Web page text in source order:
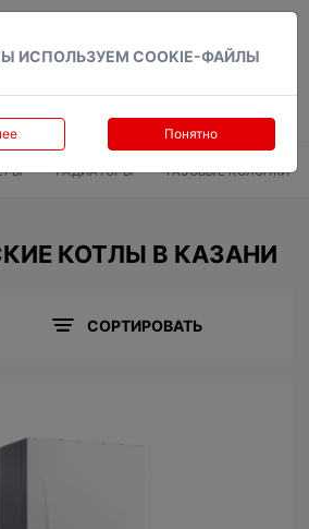
ИСПОЛЬЗУЕМ COOKIE-ФАЙЛЫ
Понятно
РАДИАТОРЫ ГАЗОВЫЕ КОЛОНКИ
КОТЛЫ В КАЗАНИ
СОРТИРОВАТЬ